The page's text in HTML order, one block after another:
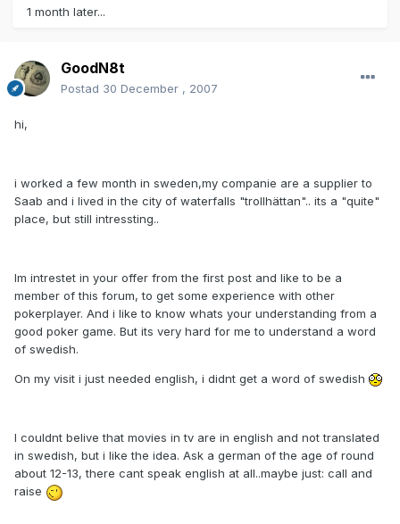
1 month later...
GoodN8t
Postad 30 December , 2007
hi,
i worked a few month in sweden,my companie are a supplier to
Saab and i lived in the city of waterfalls "trollhättan".. its a "quite"
place, but still intressting..
Im intrestet in your offer from the first post and like to be a
member of this forum, to get some experience with other
pokerplayer. And i like to know whats your understanding from a
good poker game. But its very hard for me to understand a word
of swedish.
On my visit i just needed english, i didnt get a word of swedish
I couldnt belive that movies in tv are in english and not translated
in swedish, but i like the idea. Ask a german of the age of round
about 12-13, there cant speak english at all..maybe just: call and
raise